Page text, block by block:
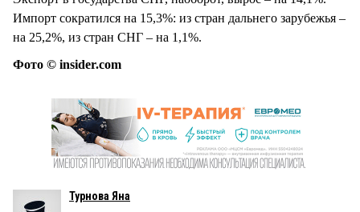
Импорт сократился на 15,3%: из стран дальнего зарубежья –
на 25,2%, из стран СНГ – на 1,1%.
Фото © insider.com
Турнова Яна